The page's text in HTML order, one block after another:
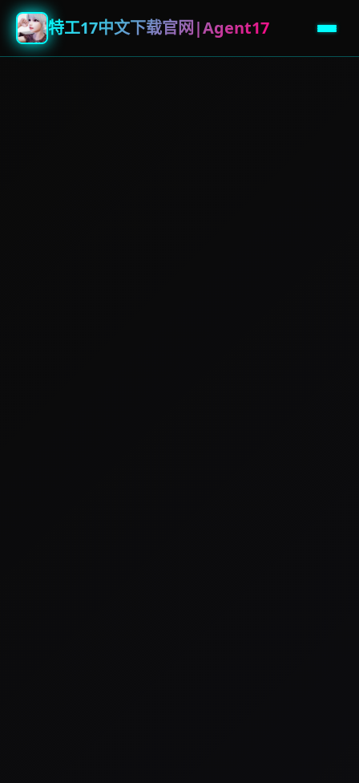
特工17中文下载官网|Agent17